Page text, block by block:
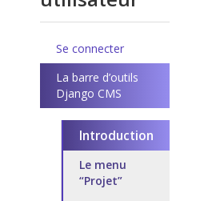
Se connecter
La barre d’outils
Django CMS
Introduction
Le menu
“Projet”